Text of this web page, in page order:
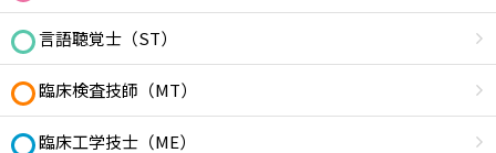
言語聴覚士（ST）
臨床検査技師（MT）
臨床工学技士（ME）